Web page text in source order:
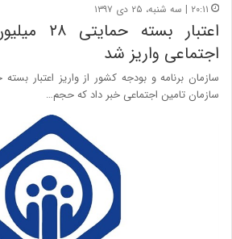
۲۰:۱۱ | سه شنبه، ۲۵ دی ۱۳۹۷
اعتبار
اجتماعی واریز شد
سازمان تامین اجتماعی خبر داد که حجم…